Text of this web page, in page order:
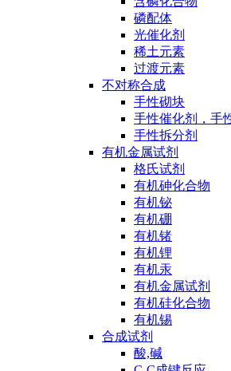
磷配体
光催化剂
稀土元素
过渡元素
不对称合成
手性砌块
手性催化剂，手
手性拆分剂
有机金属试剂
格氏试剂
有机砷化合物
有机铋
有机硼
有机锗
有机锂
有机汞
有机金属试剂
有机硅化合物
有机锡
合成试剂
酸,碱